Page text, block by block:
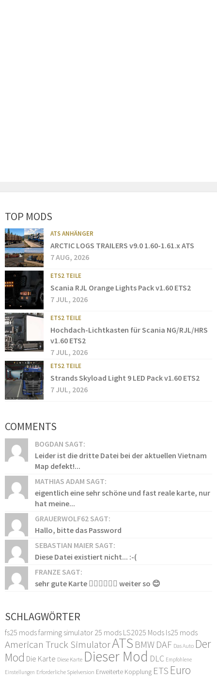
TOP MODS
ATS ANHÄNGER
ARCTIC LOGS TRAILERS v9.0 1.60-1.61.x ATS
7 AUG, 2026
ETS2 TEILE
Scania RJL Orange Lights Pack v1.60 ETS2
7 JUL, 2026
ETS2 TEILE
Hochdach-Lichtkasten für Scania NG/RJL/HRS
v1.60 ETS2
7 JUL, 2026
ETS2 TEILE
Strands Skyload Light 9 LED Pack v1.60 ETS2
7 JUL, 2026
COMMENTS
BOGDAN SAGT:
Leider ist die dritte Datei bei der aktuellen Vietnam
Map defekt!...
MATHIAS ADAM SAGT:
eigentlich eine sehr schöne und fast reale karte, nur
hat meine...
GRAUERWOLF62 SAGT:
Hallo, bitte das Password
SEBASTIAN MAIER SAGT:
Diese Datei existiert nicht... :-(
FRANZE SAGT:
sehr gute Karte 👍🏻👍🏻👍🏻 weiter so 😊
SCHLAGWÖRTER
fs25 modsfarming simulator 25 mods LS2025 Mods ls25 mods
American Truck SimulatorATS BMW DAF Das Auto Der
Mod Die Karte Diese Karte Dieser Mod DLC Empfohlene
Einstellungen Erforderliche Spielversion Erweiterte Kopplung ETS Euro